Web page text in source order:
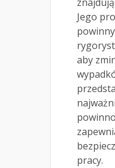
Jego
aby
pracy.